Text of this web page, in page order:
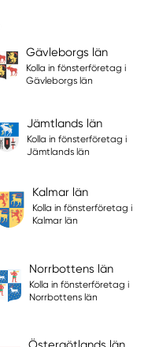
Gävleborgs län
Kolla in fönsterföretag i
Gävleborgs län
Jämtlands län
Kolla in fönsterföretag i
Jämtlands län
Kalmar län
Kolla in fönsterföretag i
Kalmar län
Norrbottens län
Kolla in fönsterföretag i
Norrbottens län